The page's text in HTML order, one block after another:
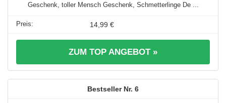
Geschenk, toller Mensch Geschenk, Schmetterlinge De ...
14,99 €
ZUM TOP ANGEBOT »
6